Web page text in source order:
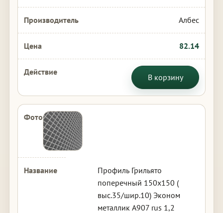
Албес
82.14
В корзину
Профиль Грильято
поперечный 150х150 (
выс.35/шир.10) Эконом
металлик А907 rus 1,2